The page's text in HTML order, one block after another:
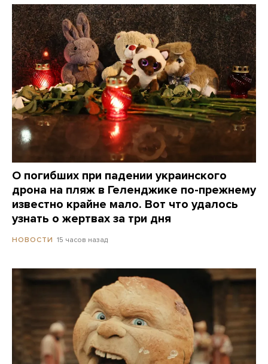
О погибших при падении украинского
дрона на пляж в Геленджике по-прежнему
известно крайне мало. Вот что удалось
узнать о жертвах за три дня
НОВОСТИ 15 часов назад